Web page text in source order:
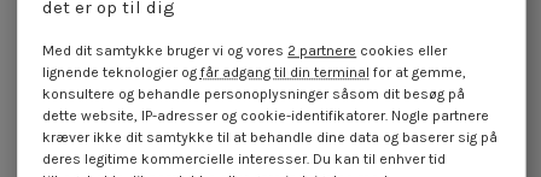
det er op til dig
Med dit samtykke bruger vi og vores 2 partnere cookies eller
lignende teknologier ogfår adgang til din terminal for at gemme,
konsultere og behandle personoplysninger såsom dit besøg på
dette website, IP-adresser og cookie-identifikatorer. Nogle partnere
kræver ikke dit samtykke til at behandle dine data og baserer sig på
deres legitime kommercielle interesser. Du kan til enhver tid